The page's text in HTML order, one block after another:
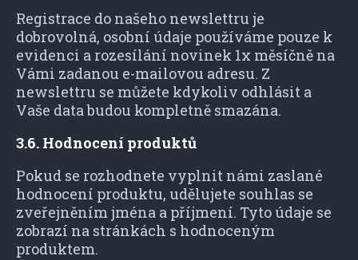
Registrace do našeho newslettru je
dobrovolná, osobní údaje používáme pouze k
evidenci a rozesílání novinek 1x měsíčně na
Vámi zadanou e-mailovou adresu. Z
newslettru se můžete kdykoliv odhlásit a
Vaše data budou kompletně smazána.
3.6. Hodnocení produktů
Pokud se rozhodnete vyplnit námi zaslané
hodnocení produktu, udělujete souhlas se
zveřejněním jména a příjmení. Tyto údaje se
zobrazí na stránkách s hodnoceným
produktem.